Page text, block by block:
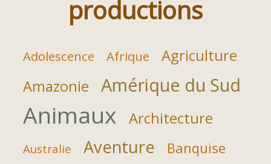
productions
Adolescence Afrique
Agriculture
Amazonie
Amérique du Sud
Animaux Architecture
Australie Aventure Banquise